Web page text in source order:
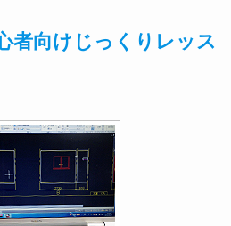
者向けじっくりレッス